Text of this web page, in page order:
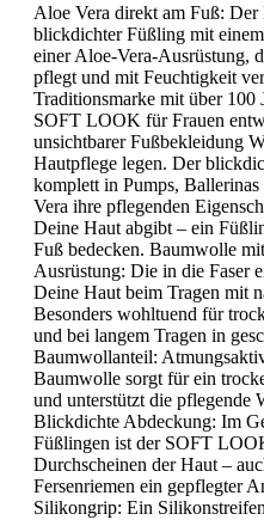
Aloe Vera direkt am Fuß:
blickdichter Füßling mit
einer Aloe-Vera-Ausrüstung,
pflegt und mit Feuchtigkeit
Traditionsmarke mit über 100
SOFT LOOK für Frauen
unsichtbarer Fußbekleidung
Hautpflege legen. Der
komplett in Pumps,
Vera ihre pflegenden
Deine Haut abgibt – ein
Fuß bedecken. Baumwolle
Ausrüstung: Die in die Faser
Deine Haut beim Tragen mit
Besonders wohltuend für
und bei langem Tragen in
Baumwollanteil:
Baumwolle sorgt für ein
und unterstützt die pflegende
Blickdichte Abdeckung: Im
Füßlingen ist der SOFT
Durchscheinen der Haut –
Fersenriemen ein gepflegter
Silikongrip: Ein